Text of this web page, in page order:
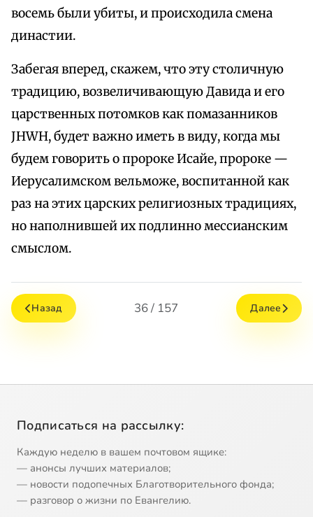
восемь были убиты, и происходила смена
династии.
Забегая вперед, скажем, что эту столичную
традицию, возвеличивающую Давида и его
царственных потомков как помазанников
JHWH, будет важно иметь в виду, когда мы
будем говорить о пророке Исайе, пророке —
Иерусалимском вельможе, воспитанной как
раз на этих царских религиозных традициях,
но наполнившей их подлинно мессианским
смыслом.
Назад 36 / 157 Далее
Подписаться на рассылку:
Каждую неделю в вашем почтовом ящике:
— анонсы лучших материалов;
— новости подопечных Благотворительного фонда;
— разговор о жизни по Евангелию.